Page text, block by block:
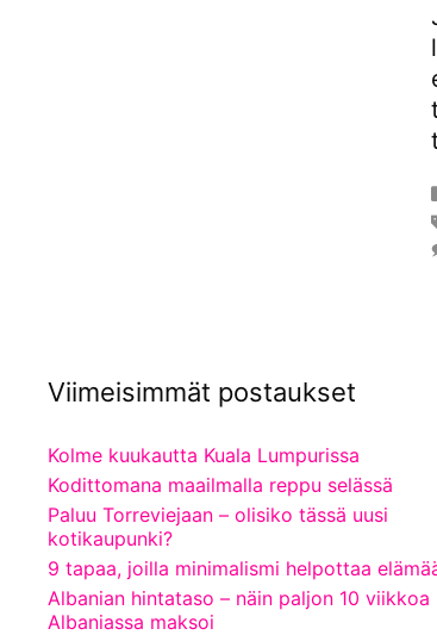
Viimeisimmät postaukset
Kolme kuukautta Kuala Lumpurissa
Kodittomana maailmalla reppu selässä
Paluu Torreviejaan – olisiko tässä uusi
kotikaupunki?
9 tapaa, joilla minimalismi helpottaa
Albanian hintataso – näin paljon 10 viikkoa
Albaniassa maksoi